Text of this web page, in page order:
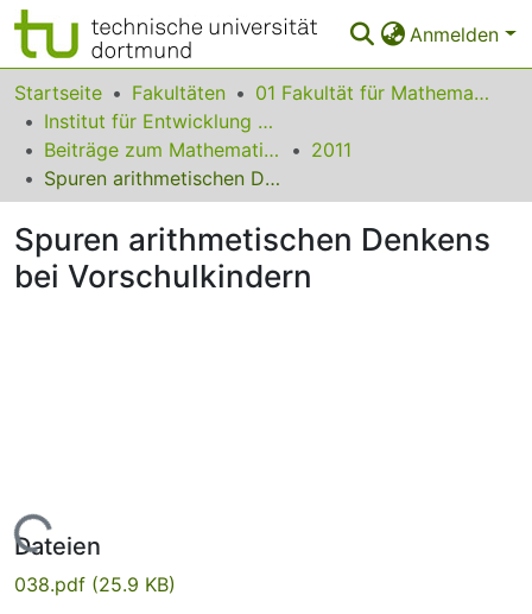
Anmelden
Bereiche & Sammlungen
Das gesamte Repositorium
Statistiken
FAQ
Leitlinien
Startseite Fakultäten
01 Fakultät für Mathematik
Institut für Entwicklung und Erforschung des Mathematikunterrichts
Beiträge zum Mathematikunterricht
2011
Spuren arithmetischen Denkens bei Vorschulkindern
Spuren arithmetischen Denkens
bei Vorschulkindern
Lade...
Dateien
038.pdf (25.9 KB)